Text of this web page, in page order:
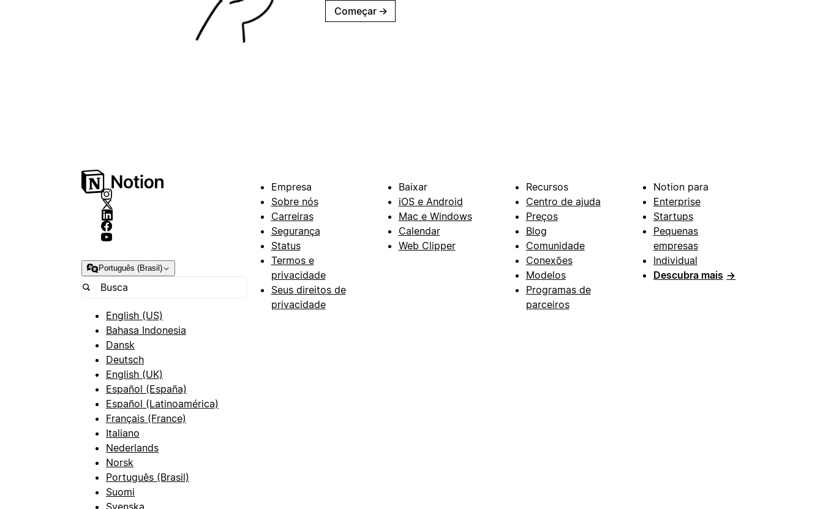
Começar →
Português (Brasil)
English (US)
Bahasa Indonesia
Dansk
Deutsch
English (UK)
Español (España)
Español (Latinoamérica)
Français (France)
Italiano
Nederlands
Norsk
Português (Brasil)
Suomi
Empresa
Sobre nós
Carreiras
Segurança
Status
Termos e
privacidade
Seus direitos de
privacidade
Baixar
iOS e Android
Mac e Windows
Calendar
Web Clipper
Recursos
Centro de ajuda
Preços
Blog
Comunidade
Conexões
Modelos
Programas de
parceiros
Notion para
Enterprise
Startups
Pequenas
empresas
Individual
Descubra mais →